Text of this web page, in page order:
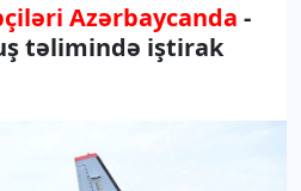
Azərbaycanda -
təlimində iştirak